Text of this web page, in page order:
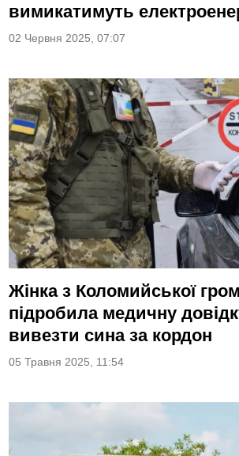
вимикатимуть
02 Червня 2025, 07:07
Жінка з Коломийської
підробила медичну
вивезти сина за кордон
05 Травня 2025, 11:54